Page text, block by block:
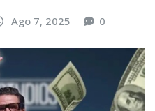
Ago 7, 2025 0